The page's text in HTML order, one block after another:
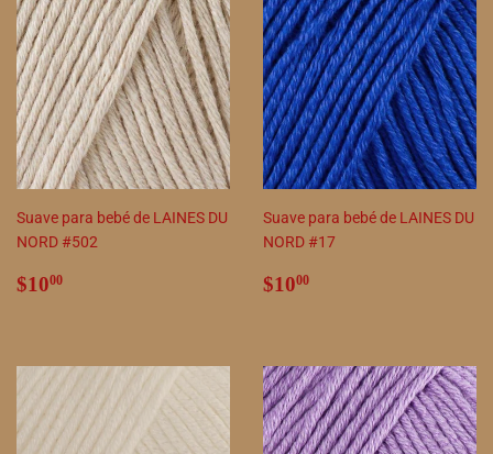
Suave para bebé de LAINES DU
NORD #502
Precio
$1000
Suave para bebé de LAINES DU
NORD #17
Precio
$1000